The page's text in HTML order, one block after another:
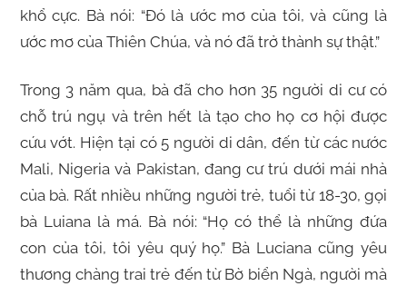
khổ cực. Bà nói: “Đó là ước mơ của tôi, và cũng là
ước mơ của Thiên Chúa, và nó đã trở thành sự thật.”
Trong 3 năm qua, bà đã cho hơn 35 người di cư có
chỗ trú ngụ và trên hết là tạo cho họ cơ hội được
cứu vớt. Hiện tại có 5 người di dân, đến từ các nước
Mali, Nigeria và Pakistan, đang cư trú dưới mái nhà
của bà. Rất nhiều những người trẻ, tuổi từ 18-30, gọi
bà Luiana là má. Bà nói: “Họ có thể là những đứa
con của tôi, tôi yêu quý họ.” Bà Luciana cũng yêu
thương chàng trai trẻ đến từ Bờ biển Ngà, người mà